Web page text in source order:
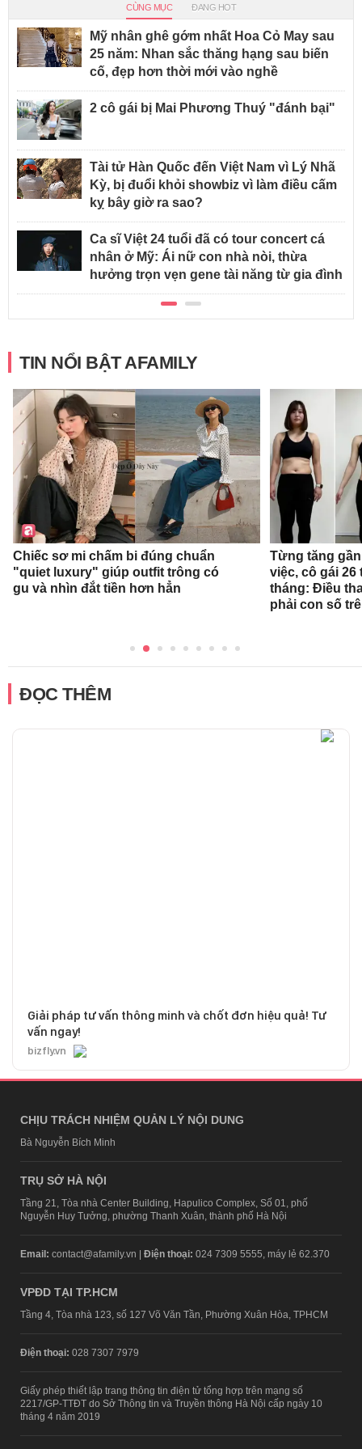
CÙNG MỤC ĐANG HOT
Mỹ nhân ghê gớm nhất Hoa Cỏ May sau
25 năm: Nhan sắc thăng hạng sau biến
cố, đẹp hơn thời mới vào nghề
2 cô gái bị Mai Phương Thuý "đánh bại"
Tài tử Hàn Quốc đến Việt Nam vì Lý Nhã
Kỳ, bị đuổi khỏi showbiz vì làm điều cấm
kỵ bây giờ ra sao?
Ca sĩ Việt 24 tuổi đã có tour concert cá
nhân ở Mỹ: Ái nữ con nhà nòi, thừa
hưởng trọn vẹn gene tài năng từ gia đình
TIN NỔI BẬT AFAMILY
Chiếc sơ mi chấm bi đúng chuẩn
"quiet luxury" giúp outfit trông có
gu và nhìn đắt tiền hơn hẳn
Từng tăng
việc, cô gái
tháng: Điều
phải con số
ĐỌC THÊM
Giải pháp tư vấn thông minh và chốt đơn hiệu quả! Tư
vấn ngay!
bizfly.vn
CHỊU TRÁCH NHIỆM QUẢN LÝ NỘI DUNG
Bà Nguyễn Bích Minh
TRỤ SỞ HÀ NỘI
Tầng 21, Tòa nhà Center Building, Hapulico Complex, Số 01, phố
Nguyễn Huy Tưởng, phường Thanh Xuân, thành phố Hà Nội
Email: contact@afamily.vn | Điện thoại: 024 7309 5555, máy lẻ 62.370
VPĐD TẠI TP.HCM
Tầng 4, Tòa nhà 123, số 127 Võ Văn Tần, Phường Xuân Hòa, TPHCM
Điện thoại: 028 7307 7979
Giấy phép thiết lập trang thông tin điện tử tổng hợp trên mạng số
2217/GP-TTĐT do Sở Thông tin và Truyền thông Hà Nội cấp ngày 10
tháng 4 năm 2019